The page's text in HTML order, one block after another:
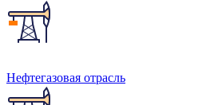
Нефтегазовая отрасль